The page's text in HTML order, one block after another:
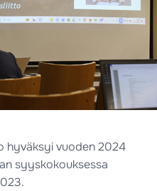
hyväksyi vuoden 2024
syyskokouksessa